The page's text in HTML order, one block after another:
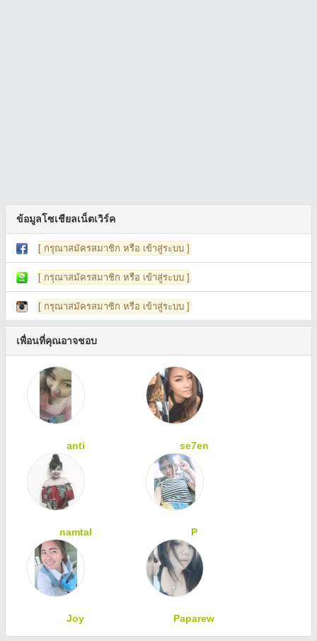
ข้อมูลโซเชียลเน็ตเวิร์ค
[ กรุณาสมัครสมาชิก หรือ เข้าสู่ระบบ ]
[ กรุณาสมัครสมาชิก หรือ เข้าสู่ระบบ ]
[ กรุณาสมัครสมาชิก หรือ เข้าสู่ระบบ ]
เพื่อนที่คุณอาจชอบ
anti se7en
namtal P
Joy Paparew